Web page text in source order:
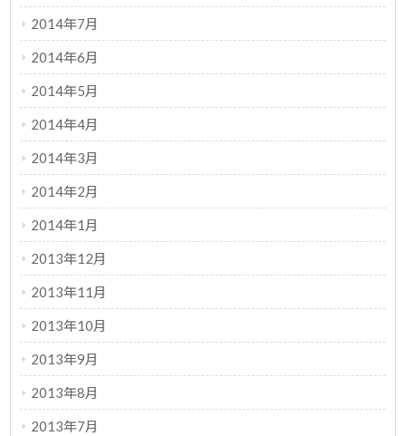
2014年7月
2014年6月
2014年5月
2014年4月
2014年3月
2014年2月
2014年1月
2013年12月
2013年11月
2013年10月
2013年9月
2013年8月
2013年7月